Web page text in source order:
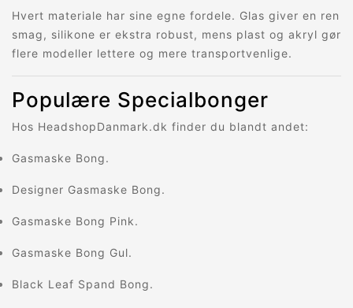
Hvert materiale har sine egne fordele. Glas giver en ren
smag, silikone er ekstra robust, mens plast og akryl gør
flere modeller lettere og mere transportvenlige.
Populære Specialbonger
Hos HeadshopDanmark.dk finder du blandt andet:
Gasmaske Bong.
Designer Gasmaske Bong.
Gasmaske Bong Pink.
Gasmaske Bong Gul.
Black Leaf Spand Bong.